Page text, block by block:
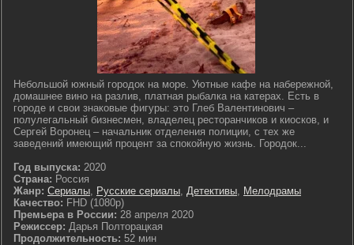
Небольшой южный городок на море. Уютные кафе на набережной,
домашнее вино на разлив, платная рыбалка на катерах. Есть в
городе и свои знаковые фигуры: это Глеб Валентинович –
полулегальный бизнесмен, владелец ресторанчиков и киосков, и
Сергей Воронец – начальник отделения полиции, с тех же
заведений имеющий процент за спокойную жизнь. Городок...
Год выпуска: 2020
Страна: Россия
Жанр: Сериалы, Русские сериалы, Детективы, Мелодрамы
Качество: FHD (1080p)
Премьера в России: 28 апреля 2020
Режиссер: Дарья Полторацкая
Продолжительность: 52 мин